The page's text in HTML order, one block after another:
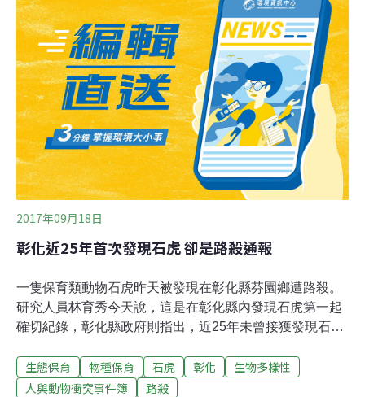
政單位、NGO組織，甚至顧問公司共同合作，理想的情況
是，有了野生動物的基礎調查，搭配當地居民意見，能依
此陸續發展出人與動物間合宜的互動方式。而在台灣，近
年踏足野生動物危害議題的東海大學教授林良恭認為，目
前多還僅以學界研究為主力。人猴衝突有地域性調查 未有
全面探討台灣獼猴是台灣少數廣泛分布各地，且幾乎是最
頻繁在媒體上，出現與人發生衝突消息的野生動物。過
去，在高雄壽山、彰化二水、台東東河等
2017年09月18日
彰化近25年首次發現石虎 卻是路殺通報
一隻保育類動物石虎昨天被發現在彰化縣芬園鄉遭路殺。
研究人員林育秀今天說，這是在彰化縣內發現石虎第一起
確切紀錄，彰化縣政府則指出，近25年未曾接獲發現石虎
路段，發現一隻貓陳屍中央分隔島，由於擔心貓屍體又遭
車輛輾壓，民眾回程將貓屍體移到路邊，並經友人聯繫行
生態保育 物種保育 石虎 彰化
生物多樣性
人與動物衝突事件簿
路殺